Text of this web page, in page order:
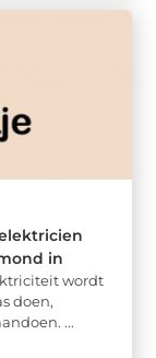
in
wordt
doen,
...